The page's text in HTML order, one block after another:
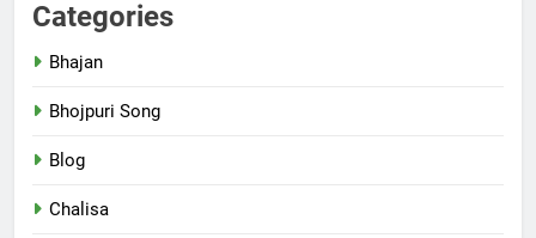
Categories
Bhajan
Bhojpuri Song
Blog
Chalisa